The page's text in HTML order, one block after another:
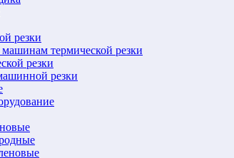
резки
термической резки
резки
резки